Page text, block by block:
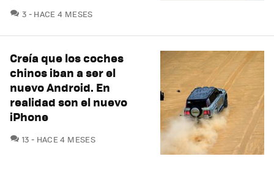
3 COMENTARIOS
HACE 4 MESES
Creía que los coches
chinos iban a ser el
nuevo Android. En
realidad son el nuevo
iPhone
13 COMENTARIOS
HACE 4 MESES